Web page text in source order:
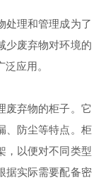
理和管理成为了
少废弃物对环境的
应用。
废弃物的柜子。它
、防尘等特点。柜
，以便对不同类型
据实际需要配备密